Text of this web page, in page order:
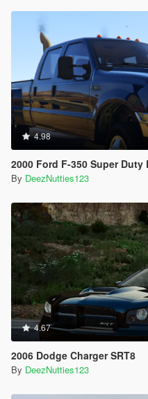
4.98
2000 Ford F-350 Super Duty Dually [Add-
By DeezNutties123
4.67
2006 Dodge Charger SRT8
By DeezNutties123